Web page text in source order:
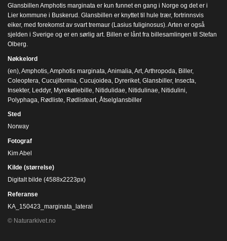
Glansbillen Amphotis marginata er kun funnet en gang i Norge og det er i
Lier kommune i Buskerud. Glansbillen er knyttet til hule trær, fortrinnsvis
eiker, med forekomst av svart tremaur (Lasius fuliginosus). Arten er også
sjelden i Sverige og er en sørlig art. Billen er lånt fra billesamlingen til Stefan
Olberg.
Nøkkelord
(en) Amphotis Amphotis marginata Animalia Art Arthropoda Biller,
Coleoptera Cucujiformia Cucujoidea Dyreriket Glansbiller, Insecta
Insekter, Leddyr, Myrekøllebille Nitidulidae Nitidulinae Nitidulini
Polyphaga Rødliste Rødlisteart Åtselglansbiller
Sted
Norway
Fotograf
Kim Abel
Kilde (størrelse)
Digitalt bilde (4588x2223px)
Referanse
KA_150423_marginata_lateral
© Naturarkivet.no